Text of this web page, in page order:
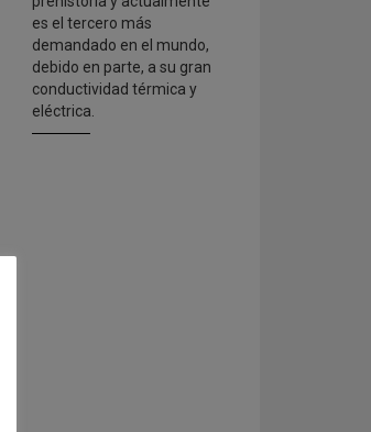
es el tercero más
demandado en el mundo,
debido en parte, a su gran
conductividad térmica y
eléctrica.